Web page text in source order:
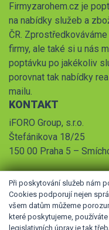
Firmyzarohem.cz je
na nabídky služeb a
ČR.
firmy, ale také si u nás
poptávku po jakékoliv
porovnat tak nabídky
mailu.
KONTAKT
iFORO Group, s.r.o.
Štefánikova 18/25
150 00 Praha 5 –
Při poskytování služeb nám
Cookies podporují nejen
všem datům můžeme
které poskytujeme,
legislativních úprav je tak